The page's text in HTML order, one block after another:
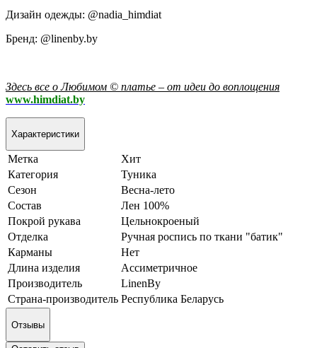
Дизайн одежды: @nadia_himdiat
Бренд: @linenby.by
Здесь все о Любимом © платье – от идеи до воплощения
www.himdiat.by
Характеристики
Метка
Хит
Категория
Туника
Сезон
Весна-лето
Состав
Лен 100%
Покрой рукава
Цельнокроеный
Отделка
Ручная роспись по ткани "батик"
Карманы
Нет
Длина изделия
Ассиметричное
Производитель
LinenBy
Страна-производитель Республика Беларусь
Отзывы